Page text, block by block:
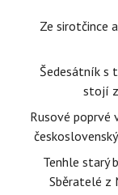
Ze sirotčince
Šedesátník s
stojí
Rusové poprvé
Tenhle starý
Sběratelé z